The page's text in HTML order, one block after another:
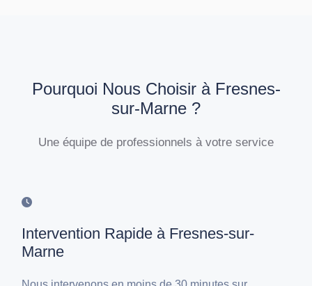
Pourquoi Nous Choisir à Fresnes-
sur-Marne ?
Une équipe de professionnels à votre service
Intervention Rapide à Fresnes-sur-
Marne